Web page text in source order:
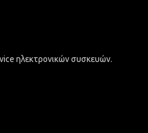
ηλεκτρονικών συσκευών.